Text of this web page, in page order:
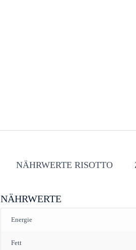
NÄHRWERTE RISOTTO
NÄHRWERTE
Energie
Fett